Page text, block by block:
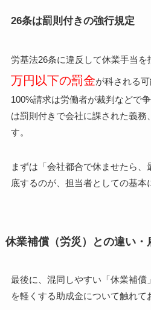
26条は罰則付きの強行規定
労基法26条に違反して休業手当を
万円以下の罰金が科される
100%請求は労働者が裁判などで
は罰則付きで会社に課された義
す。
まずは「会社都合で休ませたら
底するのが、担当者としての基本
休業補償（労災）との違い・
最後に、混同しやすい「休業補償
を軽くする助成金について触れて